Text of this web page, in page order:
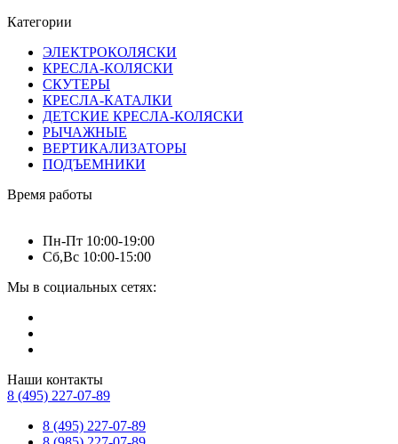
Категории
ЭЛЕКТРОКОЛЯСКИ
КРЕСЛА-КОЛЯСКИ
СКУТЕРЫ
КРЕСЛА-КАТАЛКИ
ДЕТСКИЕ КРЕСЛА-КОЛЯСКИ
РЫЧАЖНЫЕ
ВЕРТИКАЛИЗАТОРЫ
ПОДЪЕМНИКИ
Время работы
Пн-Пт 10:00-19:00
Сб,Вс 10:00-15:00
Мы в социальных сетях:
Наши контакты
8 (495) 227-07-89
8 (495) 227-07-89